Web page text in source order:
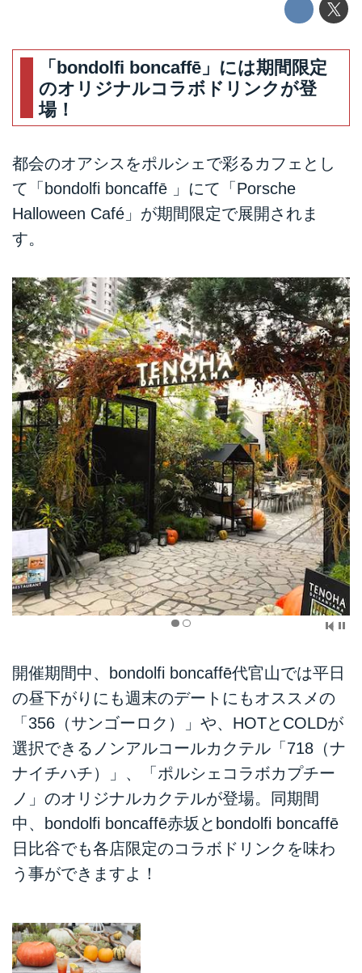
「bondolfi boncaffē」には期間限定
のオリジナルコラボドリンクが登
場！
都会のオアシスをポルシェで彩るカフェとし
て「bondolfi boncaffē 」にて「Porsche
Halloween Café」が期間限定で展開されま
す。
開催期間中、bondolfi boncaffē代官山では平日
の昼下がりにも週末のデートにもオススメの
「356（サンゴーロク）」や、HOTとCOLDが
選択できるノンアルコールカクテル「718（ナ
ナイチハチ）」、「ポルシェコラボカプチー
ノ」のオリジナルカクテルが登場。同期間
中、bondolfi boncaffē赤坂とbondolfi boncaffē
日比谷でも各店限定のコラボドリンクを味わ
う事ができますよ！